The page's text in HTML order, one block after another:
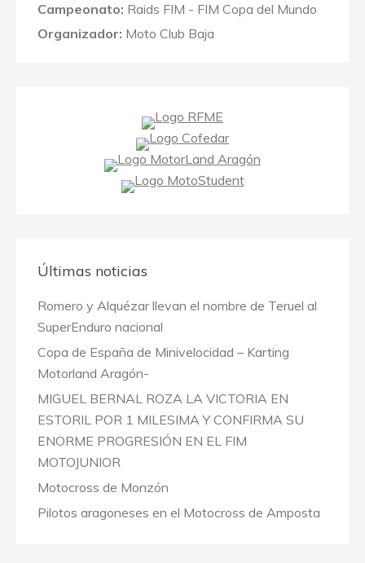
Campeonato: Raids FIM - FIM Copa del Mundo
Organizador: Moto Club Baja
Últimas noticias
Romero y Alquézar llevan el nombre de Teruel al
SuperEnduro nacional
Copa de España de Minivelocidad – Karting
Motorland Aragón-
MIGUEL BERNAL ROZA LA VICTORIA EN
ESTORIL POR 1 MILESIMA Y CONFIRMA SU
ENORME PROGRESIÓN EN EL FIM
MOTOJUNIOR
Motocross de Monzón
Pilotos aragoneses en el Motocross de Amposta